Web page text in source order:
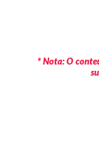
* Nota: O